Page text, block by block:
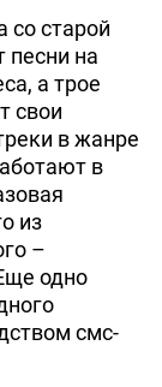
со старой
песни на
а трое
свои
в жанре
в
из
–
одно
смс-